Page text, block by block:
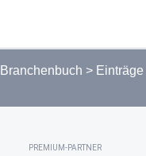
Branchenbuch > Einträge
PREMIUM-PARTNER